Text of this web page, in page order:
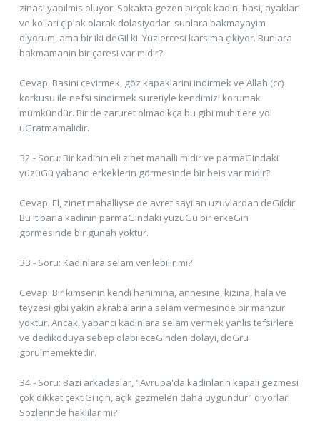
zinasi yapilmis oluyor. Sokakta gezen birçok kadin, basi, ayaklari
ve kollari çiplak olarak dolasiyorlar. sunlara bakmayayim
diyorum, ama bir iki deGil ki. Yüzlercesi karsima çikiyor. Bunlara
bakmamanin bir çaresi var midir?
Cevap: Basini çevirmek, göz kapaklarini indirmek ve Allah (cc)
korkusu ile nefsi sindirmek suretiyle kendimizi korumak
mümkündür. Bir de zaruret olmadikça bu gibi muhitlere yol
uGratmamalidir.
32 - Soru: Bir kadinin eli zinet mahalli midir ve parmaGindaki
yüzüGü yabanci erkeklerin görmesinde bir beis var midir?
Cevap: El, zinet mahalliyse de avret sayilan uzuvlardan deGildir.
Bu itibarla kadinin parmaGindaki yüzüGü bir erkeGin
görmesinde bir günah yoktur.
33 - Soru: Kadinlara selam verilebilir mi?
Cevap: Bir kimsenin kendi hanimina, annesine, kizina, hala ve
teyzesi gibi yakin akrabalarina selam vermesinde bir mahzur
yoktur. Ancak, yabanci kadinlara selam vermek yanlis tefsirlere
ve dedikoduya sebep olabileceGinden dolayi, doGru
görülmemektedir.
34 - Soru: Bazi arkadaslar, "Avrupa'da kadinlarin kapali gezmesi
çok dikkat çektiGi için, açik gezmeleri daha uygundur" diyorlar.
Sözlerinde haklilar mi?